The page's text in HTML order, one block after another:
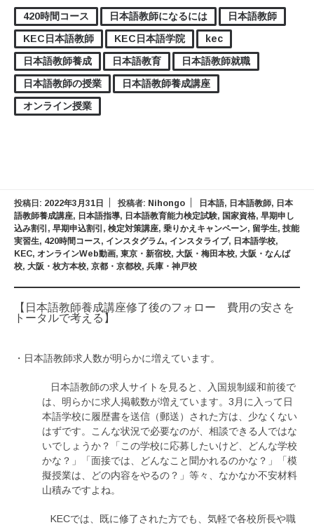
420時間コース 日本語教師になるには
日本語教師
KEC日本語教師
KEC日本語学院
kec
日本語教師養成
日本語教育
日本語教師就職
日本語教師の授業
日本語教師養成講座
オンライン授業
投稿日: 2022年3月31日 投稿者: Nihongo 日本語, 日本語教師, 日本
語教師養成講座, 日本語指導, 日本語教育能力検定試験, 国家資格, 早期申し
込み割引 , 早期申込割引 , 検定対策講座, 乗りかえキャンペーン, 留学生, 技能
実習生, 420時間コース, インスタグラム, インスタライブ, 日本語学校,
KEC, オンラインWeb動画, 東京・新宿校, 大阪・梅田本校, 大阪・なんば
校, 大阪・枚方本校, 京都・京都校, 兵庫・神戸校
【日本語教師養成講座修了後のフォロー 費用の安さを
トータルで考える】
・日本語教師求人数が明らかに増えています。
日本語教師の求人サイトを見ると、入国規制緩和前後で
は、明らかに求人掲載数が増えています。3月に入って日
本語学校に履歴書を送信（郵送）された方は、少なくない
はずです。こんな状況で必要なのが、相談できる人ではな
いでしょうか？「この学校に応募したいけど、どんな学校
かな？」「面接では、どんなこと聞かれるのかな？」「模
擬授業は、どの内容をやるの？」等々、なかなか不安材料
山積みですよね。
KECでは、既に修了された方でも、気軽で各校所長や職